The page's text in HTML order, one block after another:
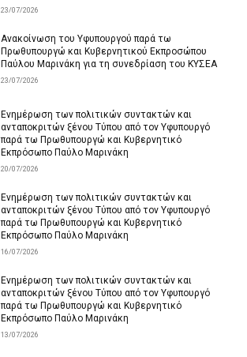
23/07/2026
Ανακοίνωση του Υφυπουργού παρά τω
Πρωθυπουργώ και Κυβερνητικού Εκπροσώπου
Παύλου Μαρινάκη για τη συνεδρίαση του ΚΥΣΕΑ
23/07/2026
Ενημέρωση των πολιτικών συντακτών και
ανταποκριτών ξένου Τύπου από τον Υφυπουργό
παρά τω Πρωθυπουργώ και Κυβερνητικό
Εκπρόσωπο Παύλο Μαρινάκη
20/07/2026
Ενημέρωση των πολιτικών συντακτών και
ανταποκριτών ξένου Τύπου από τον Υφυπουργό
παρά τω Πρωθυπουργώ και Κυβερνητικό
Εκπρόσωπο Παύλο Μαρινάκη
16/07/2026
Ενημέρωση των πολιτικών συντακτών και
ανταποκριτών ξένου Τύπου από τον Υφυπουργό
παρά τω Πρωθυπουργώ και Κυβερνητικό
Εκπρόσωπο Παύλο Μαρινάκη
13/07/2026